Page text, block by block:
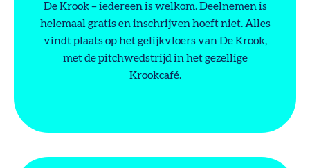
De Krook – iedereen is welkom. Deelnemen is
helemaal gratis en inschrijven hoeft niet. Alles
vindt plaats op het gelijkvloers van De Krook,
met de pitchwedstrijd in het gezellige
Krookcafé.